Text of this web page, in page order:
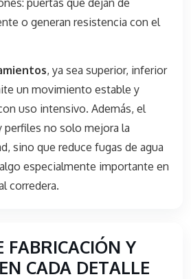
puertas que dejan de
o generan resistencia con el
, ya sea superior, inferior
un movimiento estable y
uso intensivo. Además, el
perfiles no solo mejora la
sino que reduce fugas de agua
especialmente importante en
corredera.
FABRICACIÓN Y
CADA DETALLE